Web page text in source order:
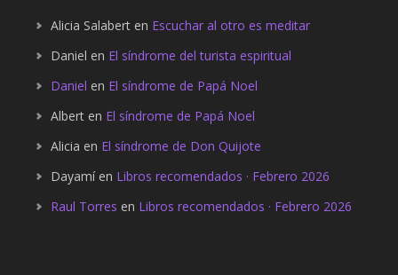
Alicia Salaberten Escuchar al otro es meditar
Daniel en El síndrome del turista espiritual
Daniel en El síndrome de Papá Noel
Alberten El síndrome de Papá Noel
Alicia en El síndrome de Don Quijote
Dayamíen Libros recomendados · Febrero 2026
Raul Torres en Libros recomendados · Febrero 2026